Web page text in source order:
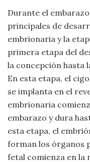
Salud
Sociología
Tecnología
Universo
Viajar
Durante el
principales de
embrionaria y la
primera etapa del
la concepción hasta
En esta etapa, el
se implanta en el
embrionaria
embarazo y dura
esta etapa, el
forman los órganos
fetal comienza en la